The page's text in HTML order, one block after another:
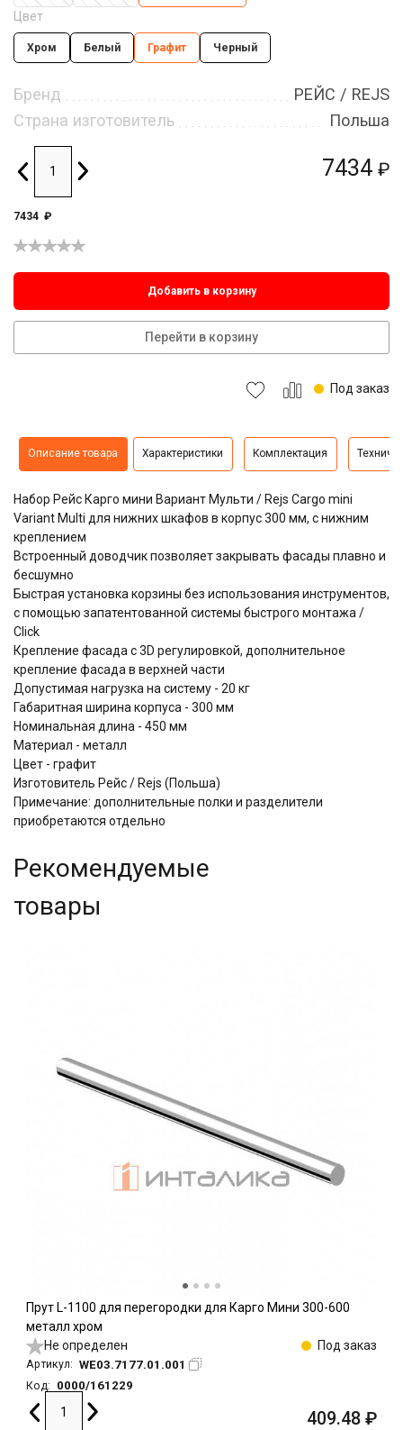
7434 ₽
Цвет
Хром Белый Графит Черный
Бренд
РЕЙС / REJS
Страна изготовитель
Польша
7434 ₽
Добавить в корзину
Перейти в корзину
Под заказ
Описание товара Характеристики Комплектация
Набор Рейс Карго мини Вариант Мульти / Rejs Cargo mini
Variant Multi для нижних шкафов в корпус 300 мм, с нижним
креплением
Встроенный доводчик позволяет закрывать фасады плавно и
бесшумно
​​​​​​​Быстрая установка корзины без использования инструментов,
с помощью запатентованной системы быстрого монтажа /
Click
Крепление фасада с 3D регулировкой, дополнительное
крепление фасада в верхней части
Допустимая нагрузка на систему - 20 кг
Габаритная ширина корпуса - 300 мм
Номинальная длина - 450 мм
Материал - металл
Цвет - графит
Изготовитель Рейс / Rejs (Польша)
Примечание: дополнительные полки и разделители
приобретаются отдельно
Рекомендуемые
товары
Прут L-1100 для перегородки для Карго Мини 300-600
металл хром
Не определен
Под заказ
Артикул: WE03.7177.01.001
Код: 0000/161229
409.48 ₽